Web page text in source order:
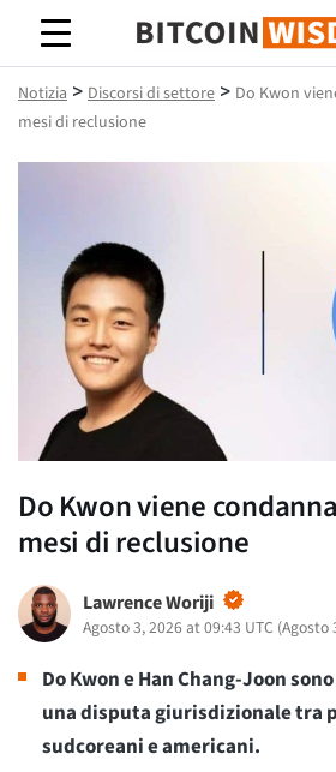
Saggezza
Notizia > Discorsi di settore > Do Kwon
mesi di reclusione
Do Kwon viene
mesi di reclusione
Lawrence Woriji
Agosto 3, 2026 at 09:43 UTC (Agosto
Do Kwon e Han Chang-Joon
una disputa giurisdizionale tra
sudcoreani e americani.